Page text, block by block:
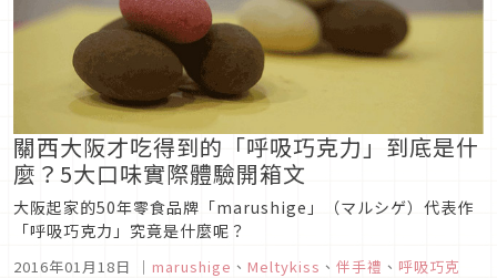
關西大阪才吃得到的「呼吸巧克力」到底是什
麼？5大口味實際體驗開箱文
大阪起家的50年零食品牌「marushige」（マルシゲ）代表作
「呼吸巧克力」究竟是什麼呢？
2016年01月18日 ｜ marushige 、 Meltykiss 、 伴手禮 、 呼吸巧克